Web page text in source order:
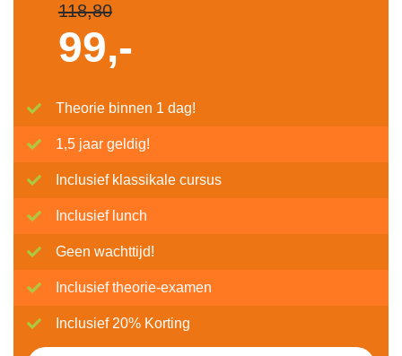
118,80
99,-
Theorie binnen 1 dag!
1,5 jaar geldig!
Inclusief klassikale cursus
Inclusief lunch
Geen wachttijd!
Inclusief theorie-examen
Inclusief 20% Korting